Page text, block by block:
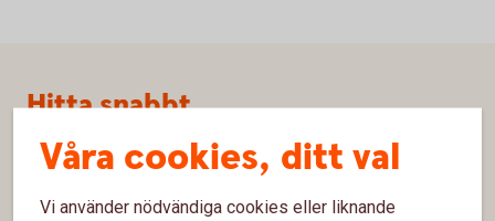
Våra cookies, ditt val
Vi använder nödvändiga cookies eller liknande
Sidfot
Hitta snabbt
Kundservice
Spärrhjälp